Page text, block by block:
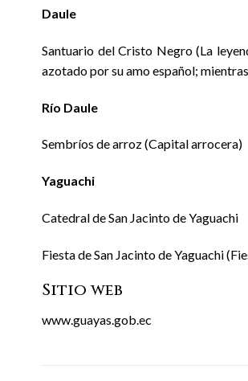
Daule
Santuario del Cristo Negro (La
azotado por su amo español;
Río Daule
Sembríos de arroz (Capital arrocera)
Yaguachi
Catedral de San Jacinto de Yaguachi
Fiesta de San Jacinto de Yaguachi
Sitio web
www.guayas.gob.ec